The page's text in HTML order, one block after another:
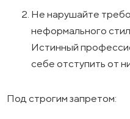
Не нарушайте
неформального
Истинный
себе отступить от
Под строгим запретом: